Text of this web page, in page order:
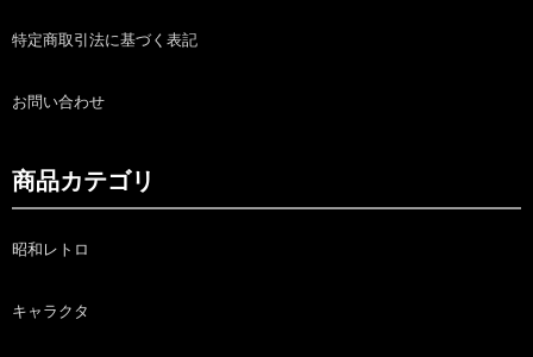
特定商取引法に基づく表記
お問い合わせ
商品カテゴリ
昭和レトロ
キャラクタ